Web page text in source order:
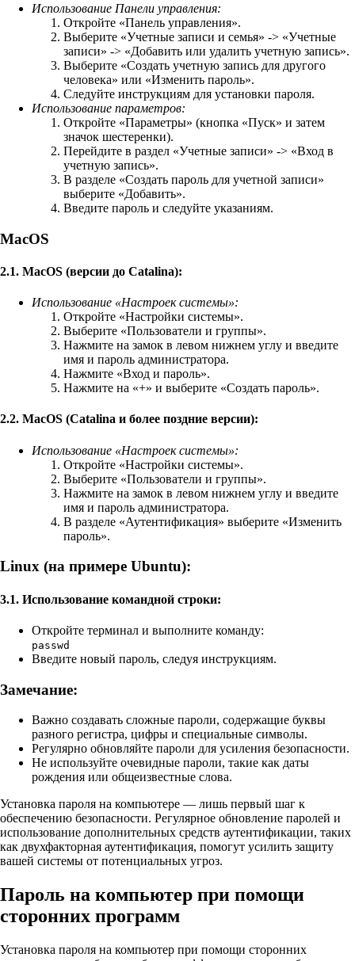
Использование Панели управления:
Откройте «Панель управления».
Выберите «Учетные записи и семья» -> «Учетные
записи» -> «Добавить или удалить учетную запись».
Выберите «Создать учетную запись для другого
человека» или «Изменить пароль».
Следуйте инструкциям для установки пароля.
Использование параметров:
Откройте «Параметры» (кнопка «Пуск» и затем
значок шестеренки).
Перейдите в раздел «Учетные записи» -> «Вход в
учетную запись».
В разделе «Создать пароль для учетной записи»
выберите «Добавить».
Введите пароль и следуйте указаниям.
MacOS
2.1. MacOS (версии до Catalina):
Использование «Настроек системы»:
Откройте «Настройки системы».
Выберите «Пользователи и группы».
Нажмите на замок в левом нижнем углу и введите
имя и пароль администратора.
Нажмите «Вход и пароль».
Нажмите на «+» и выберите «Создать пароль».
2.2. MacOS (Catalina и более поздние версии):
Использование «Настроек системы»:
Откройте «Настройки системы».
Выберите «Пользователи и группы».
Нажмите на замок в левом нижнем углу и введите
имя и пароль администратора.
В разделе «Аутентификация» выберите «Изменить
пароль».
Linux (на примере Ubuntu):
3.1. Использование командной строки:
Откройте терминал и выполните команду:
passwd
Введите новый пароль, следуя инструкциям.
Замечание:
Важно создавать сложные пароли, содержащие буквы
разного регистра, цифры и специальные символы.
Регулярно обновляйте пароли для усиления безопасности.
Не используйте очевидные пароли, такие как даты
рождения или общеизвестные слова.
Установка пароля на компьютере — лишь первый шаг к
обеспечению безопасности. Регулярное обновление паролей и
использование дополнительных средств аутентификации, таких
как двухфакторная аутентификация, помогут усилить защиту
вашей системы от потенциальных угроз.
Пароль на компьютер при помощи
сторонних программ
Установка пароля на компьютер при помощи сторонних